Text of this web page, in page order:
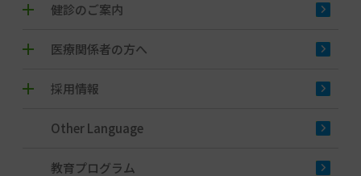
健診のご案内
医療関係者の方へ
採用情報
Other Language
教育プログラム